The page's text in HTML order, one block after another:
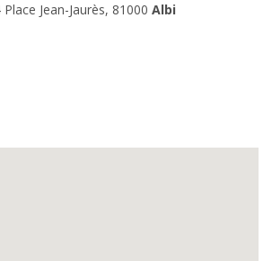
Jean-Jaurès, 81000 Albi